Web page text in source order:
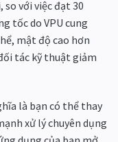
với việc đạt 30
tốc do VPU cung
mật độ cao hơn
tác kỹ thuật giảm
là bạn có thể thay
xử lý chuyên dụng